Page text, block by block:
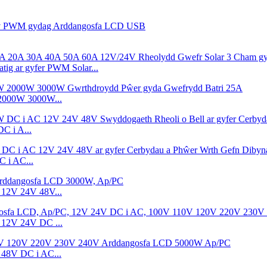
ar gyfer PWM Solar...
3000W...
i A...
i AC...
24V 48V...
24V DC ...
48V DC i AC...